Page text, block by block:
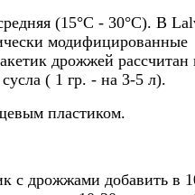
(15°C - 30°C). В
модифицированные
дрожжей рассчитан
( 1 гр. - на 3-5 л).
пластиком.
с дрожжами добавить в